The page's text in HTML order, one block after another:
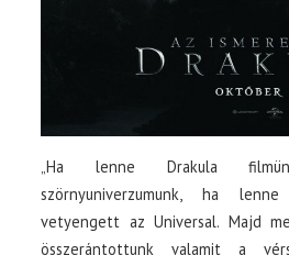
„Ha lenne Drakula
szörnyuniverzumunk, ha lenne
vetyengett az Universal. Majd
összerántottunk valamit a